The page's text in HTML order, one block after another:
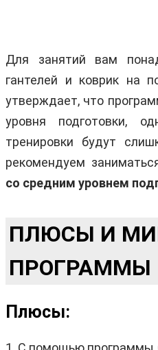
Для занятий вам
гантелей и коврик на
утверждает, что
уровня подготовки,
тренировки будут
рекомендуем
со средним уровнем
ПЛЮСЫ И
ПРОГРАММЫ
Плюсы: